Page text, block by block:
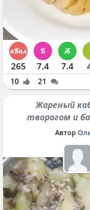
265 7.4 7.4
10 21
Жареный кабачок с
творогом и
Автор